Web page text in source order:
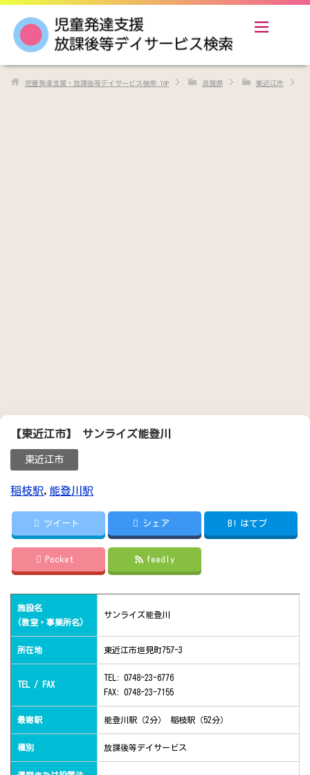
児童発達支援・放課後等デイサービス検索 TOP 滋賀県 東近江市
【東近江市】 サンライズ能登川
東近江市
稲枝駅, 能登川駅
ツイート シェア B! はてブ
Pocket feedly
施設名
(教室・事業所名)
サンライズ能登川
所在地 東近江市垣見町757-3
TEL / FAX
TEL: 0748-23-6776
FAX: 0748-23-7155
最寄駅 能登川駅（2分） 稲枝駅（52分）
種別 放課後等デイサービス